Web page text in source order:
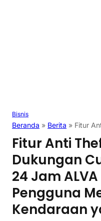
Bisnis
Beranda » Berita » Fitur
Fitur Anti
Dukungan
24 Jam
Pengguna
Kendaraan